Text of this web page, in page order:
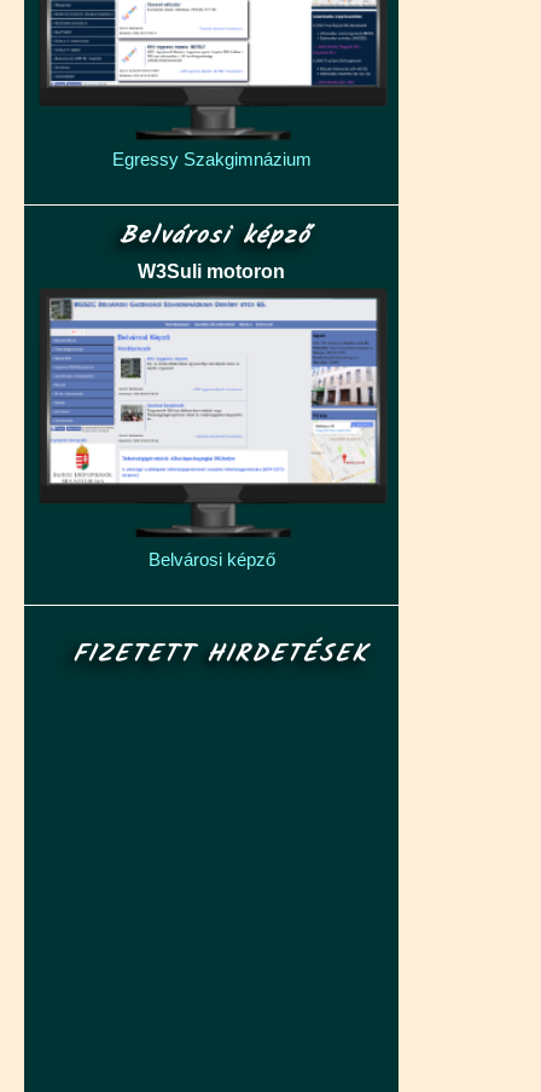
Egressy Szakgimnázium
Belvárosi képző
W3Suli motoron
Belvárosi képző
FIZETETT HIRDETÉSEK